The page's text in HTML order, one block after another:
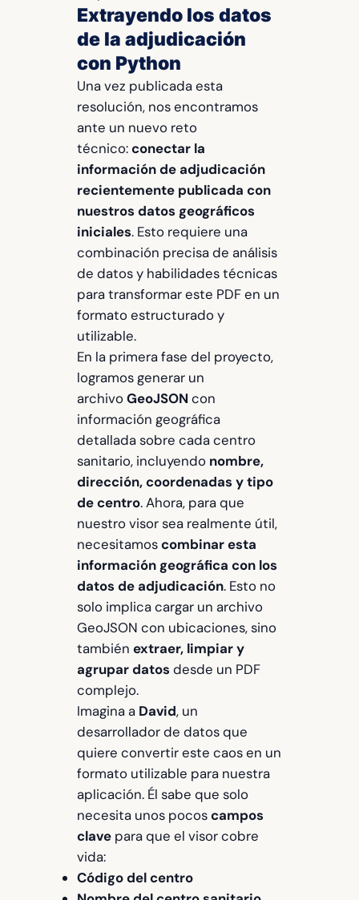
Extrayendo los datos
de la adjudicación
con Python
Una vez publicada esta
resolución, nos encontramos
ante un nuevo reto
técnico:conectar la
información de adjudicación
recientemente publicada con
nuestros datos geográficos
iniciales. Esto requiere una
combinación precisa de análisis
de datos y habilidades técnicas
para transformar este PDF en un
formato estructurado y
utilizable.
En la primera fase del proyecto,
logramos generar un
archivoGeoJSON con
información geográfica
detallada sobre cada centro
sanitario, incluyendo nombre,
dirección, coordenadas y tipo
de centro. Ahora, para que
nuestro visor sea realmente útil,
necesitamoscombinar esta
información geográfica con los
datos de adjudicación. Esto no
solo implica cargar un archivo
GeoJSON con ubicaciones, sino
también extraer, limpiar y
agrupar datos desde un PDF
complejo.
Imagina a David, un
desarrollador de datos que
quiere convertir este caos en un
formato utilizable para nuestra
aplicación. Él sabe que solo
necesita unos pocoscampos
clavepara que el visor cobre
vida:
Código del centro